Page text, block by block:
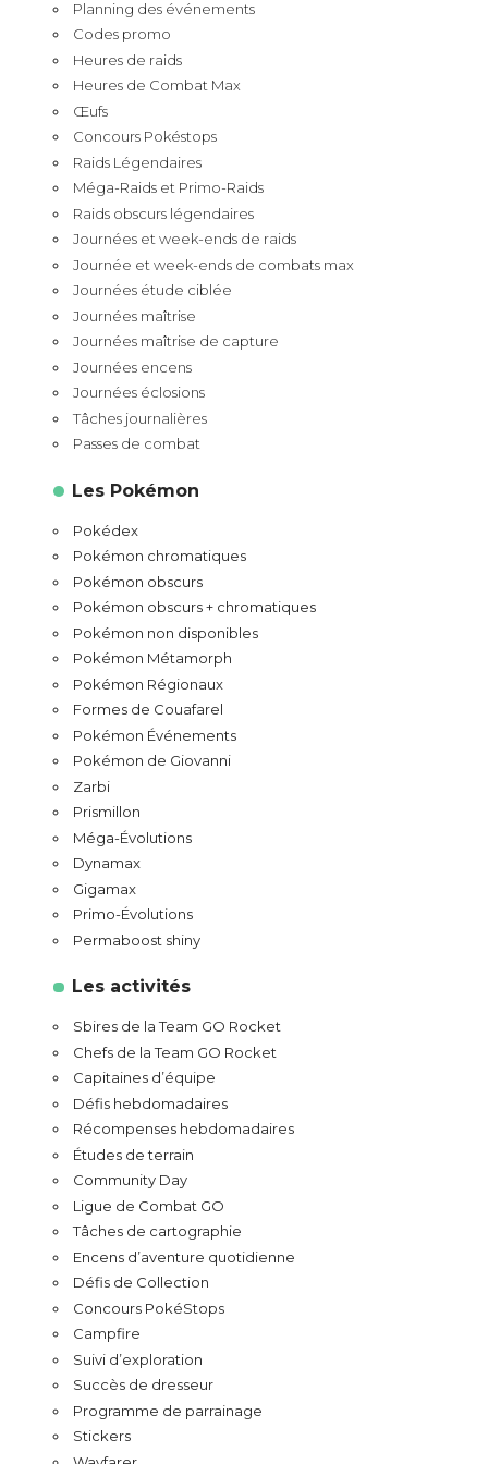
Planning des événements
Codes promo
Heures de raids
Heures de Combat Max
Œufs
Concours Pokéstops
Raids Légendaires
Méga-Raids et Primo-Raids
Raids obscurs légendaires
Journées et week-ends de raids
Journée et week-ends de combats max
Journées étude ciblée
Journées maîtrise
Journées maîtrise de capture
Journées encens
Journées éclosions
Tâches journalières
Passes de combat
Les Pokémon
Pokédex
Pokémon chromatiques
Pokémon obscurs
Pokémon obscurs + chromatiques
Pokémon non disponibles
Pokémon Métamorph
Pokémon Régionaux
Formes de Couafarel
Pokémon Événements
Pokémon de Giovanni
Zarbi
Prismillon
Méga-Évolutions
Dynamax
Gigamax
Primo-Évolutions
Permaboost shiny
Les activités
Sbires de la Team GO Rocket
Chefs de la Team GO Rocket
Capitaines d’équipe
Défis hebdomadaires
Récompenses hebdomadaires
Études de terrain
Community Day
Ligue de Combat GO
Tâches de cartographie
Encens d’aventure quotidienne
Défis de Collection
Concours PokéStops
Campfire
Suivi d’exploration
Succès de dresseur
Programme de parrainage
Stickers